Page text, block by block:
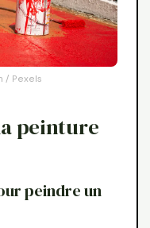
/ Pexels
peinture
peindre un